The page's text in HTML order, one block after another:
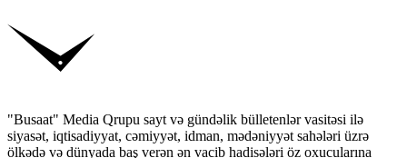
"Busaat" Media Qrupu sayt və gündəlik bülletenlər vasitəsi ilə
siyasət, iqtisadiyyat, cəmiyyət, idman, mədəniyyət sahələri üzrə
ölkədə və dünyada baş verən ən vacib hadisələri öz oxucularına